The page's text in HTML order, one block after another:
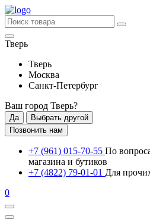
Тверь
Тверь
Москва
Санкт-Петербург
Ваш город Тверь?
Да
Выбрать другой
Позвонить нам
+7 (961) 015-70-55 По
магазина и бутиков
+7 (4822) 79-01-01 Для
0